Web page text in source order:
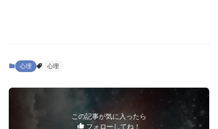
心理 心理
この記事が気に入ったら
フォローしてね！